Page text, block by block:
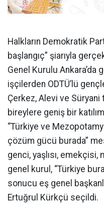
Halkların Demokratik
başlangıç” şiarıyla
Genel Kurulu
işçilerden ODTÜ’lü
Çerkez, Alevi ve
bireylere geniş bir
“Türkiye ve
çözüm gücü burada”
genci, yaşlısı, emekçisi,
genel kurul, “Türkiye
sonucu eş genel
Ertuğrul Kürkçü seçildi.